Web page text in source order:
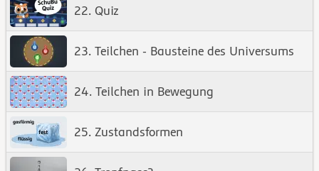
22. Quiz
23. Teilchen - Bausteine des Universums
24. Teilchen in Bewegung
25. Zustandsformen